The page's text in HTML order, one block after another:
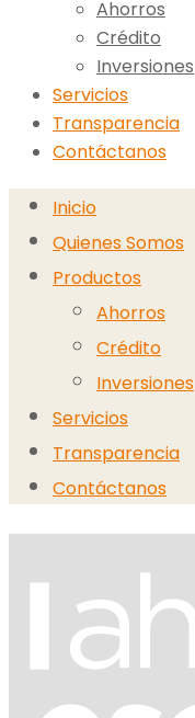
Ahorros
Crédito
Inversiones
Servicios
Transparencia
Contáctanos
Inicio
Quienes Somos
Productos
Ahorros
Crédito
Inversiones
Servicios
Transparencia
Contáctanos